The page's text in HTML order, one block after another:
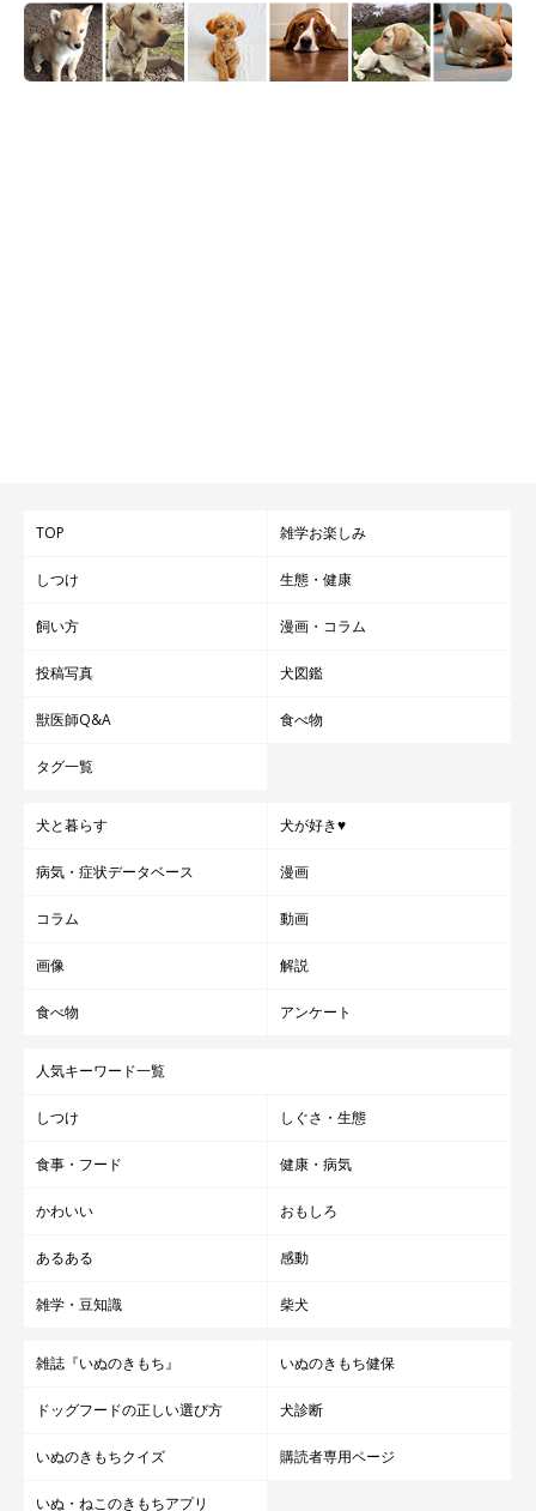
TOP 雑学お楽しみ
しつけ 生態・健康
飼い方 漫画・コラム
投稿写真 犬図鑑
獣医師Q&A 食べ物
タグ一覧
犬と暮らす 犬が好き♥
病気・症状データベース 漫画
コラム 動画
画像 解説
食べ物 アンケート
人気キーワード一覧
しつけ しぐさ・生態
食事・フード 健康・病気
かわいい おもしろ
あるある 感動
雑学・豆知識 柴犬
雑誌『いぬのきもち』 いぬのきもち健保
ドッグフードの正しい選び方 犬診断
いぬのきもちクイズ 購読者専用ページ
いぬ・ねこのきもちアプリ